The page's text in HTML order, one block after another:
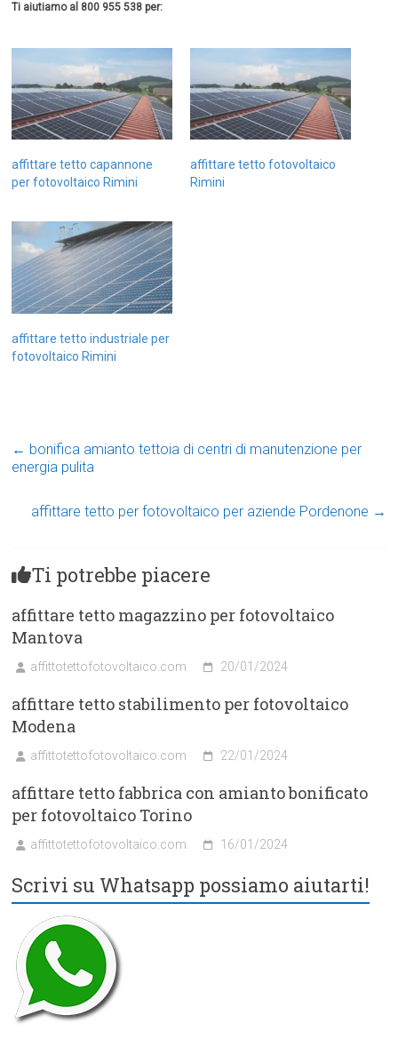
Ti aiutiamo al 800 955 538 per:
affittare tetto capannone
per fotovoltaico Rimini
affittare tetto fotovoltaico
Rimini
affittare tetto industriale per
fotovoltaico Rimini
← bonifica amianto tettoia di centri di manutenzione per
energia pulita
affittare tetto per fotovoltaico per aziende Pordenone →
Ti potrebbe piacere
affittare tetto magazzino per fotovoltaico
Mantova
affittotettofotovoltaico.com 20/01/2024
affittare tetto stabilimento per fotovoltaico
Modena
affittotettofotovoltaico.com 22/01/2024
affittare tetto fabbrica con amianto bonificato
per fotovoltaico Torino
affittotettofotovoltaico.com 16/01/2024
Scrivi su Whatsapp possiamo aiutarti!